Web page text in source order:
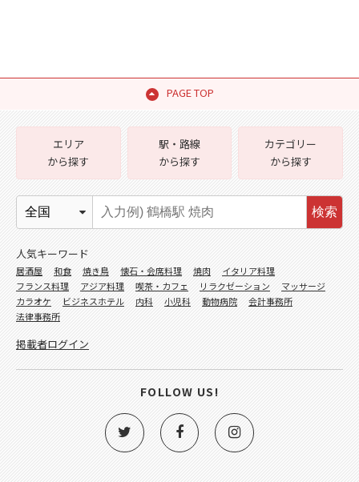
PAGE TOP
エリア
から探す
駅・路線
から探す
カテゴリー
から探す
検索
人気キーワード
居酒屋 和食 焼き鳥 懐石・会席料理 焼肉
イタリア料理
フランス料理
アジア料理 喫茶・カフェ リラクゼーション
マッサージ
カラオケ
ビジネスホテル 内科 小児科 動物病院
会計事務所
法律事務所
掲載者ログイン
FOLLOW US!